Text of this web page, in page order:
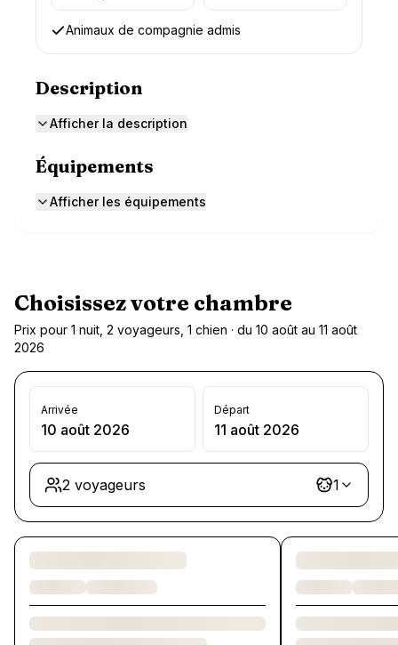
Animaux de compagnie admis
Description
Afficher la description
Équipements
Afficher les équipements
Choisissez votre chambre
Prix pour 1 nuit, 2 voyageurs, 1 chien · du 10 août au 11 août
2026
Arrivée
10 août 2026
Départ
11 août 2026
2 voyageurs 1
Chargement des chambres et des formules…